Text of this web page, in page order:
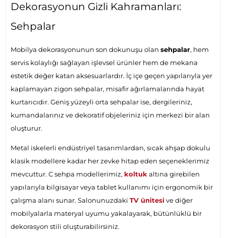
Dekorasyonun Gizli Kahramanları:
Sehpalar
Mobilya dekorasyonunun son dokunuşu olan sehpalar, hem
servis kolaylığı sağlayan işlevsel ürünler hem de mekana
estetik değer katan aksesuarlardır. İç içe geçen yapılarıyla yer
kaplamayan zigon sehpalar, misafir ağırlamalarında hayat
kurtarıcıdır. Geniş yüzeyli orta sehpalar ise, dergileriniz,
kumandalarınız ve dekoratif objeleriniz için merkezi bir alan
oluşturur.
Metal iskelerli endüstriyel tasarımlardan, sıcak ahşap dokulu
klasik modellere kadar her zevke hitap eden seçeneklerimiz
mevcuttur. C sehpa modellerimiz, koltuk altına girebilen
yapılarıyla bilgisayar veya tablet kullanımı için ergonomik bir
çalışma alanı sunar. Salonunuzdaki TV ünitesi ve diğer
mobilyalarla materyal uyumu yakalayarak, bütünlüklü bir
dekorasyon stili oluşturabilirsiniz.